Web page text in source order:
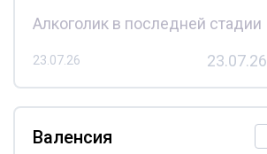
Алкоголик в последней стадии
23.07.26 23.07.26
Валенсия